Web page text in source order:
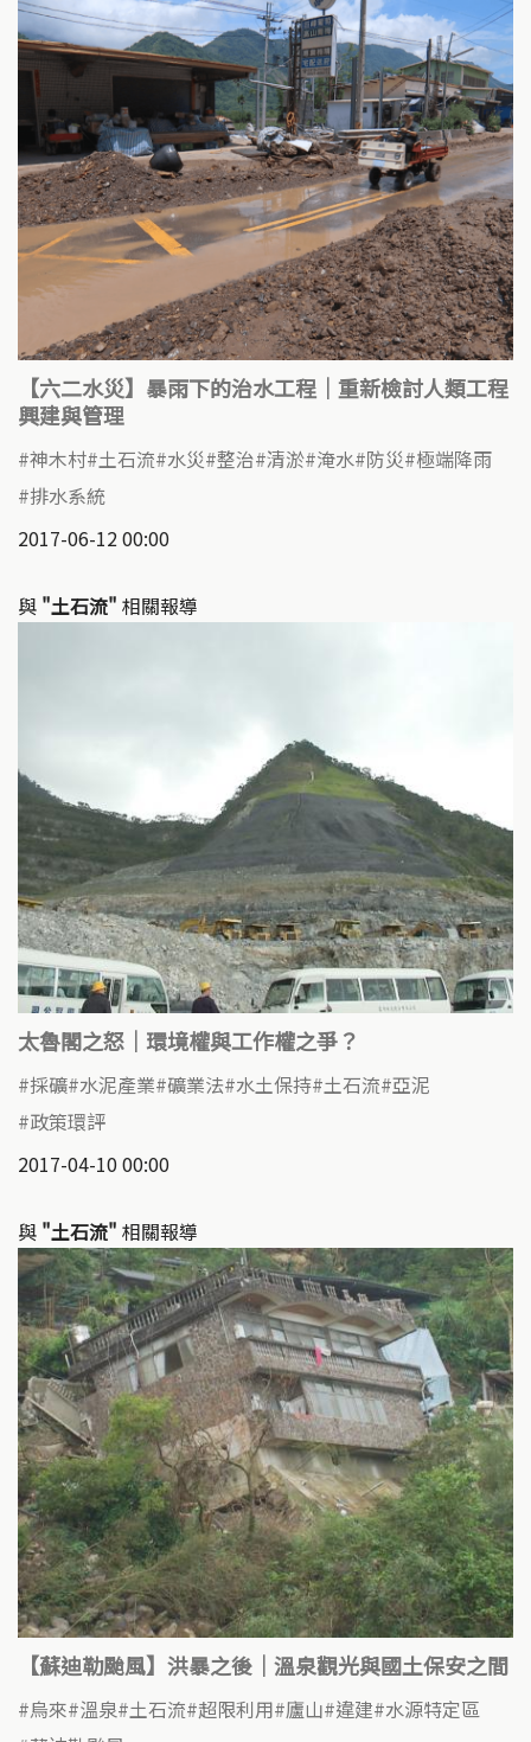
【六二水災】暴雨下的治水工程｜重新檢討人類工程
興建與管理
神木村 土石流 水災 整治 清淤 淹水 防災 極端降雨
排水系統
2017-06-12 00:00
與 "土石流" 相關報導
太魯閣之怒｜環境權與工作權之爭？
採礦 水泥產業 礦業法 水土保持 土石流 亞泥
政策環評
2017-04-10 00:00
與 "土石流" 相關報導
【蘇迪勒颱風】洪暴之後｜溫泉觀光與國土保安之間
烏來 溫泉 土石流 超限利用 廬山 違建 水源特定區